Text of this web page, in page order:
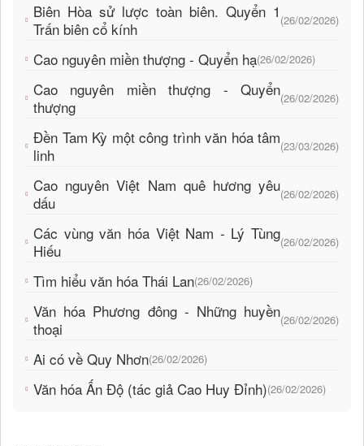
Biên Hòa sử lược toàn biên. Quyển 1
Trấn biên cổ kính
(26/02/2026)
Cao nguyên miền thượng - Quyển hạ(26/02/2026)
Cao nguyên miền thượng - Quyển
thượng
(26/02/2026)
Đền Tam Kỳ một công trình văn hóa tâm
linh
(23/03/2026)
Cao nguyên Việt Nam quê hương yêu
dấu
(26/02/2026)
Các vùng văn hóa Việt Nam - Lý Tùng
Hiếu
(26/02/2026)
Tìm hiểu văn hóa Thái Lan(26/02/2026)
Văn hóa Phương đông - Những huyền
thoại
(26/02/2026)
Ai có về Quy Nhơn(26/02/2026)
Văn hóa Ấn Độ (tác giả Cao Huy Đỉnh)(26/02/2026)